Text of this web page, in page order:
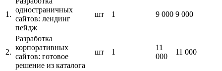
1.
одностраничных
сайтов: лендинг
пейдж
шт 1 9 000 9 000
2.
Разработка
корпоративных
сайтов: готовое
решение из каталога
шт 1
11
000
11 000